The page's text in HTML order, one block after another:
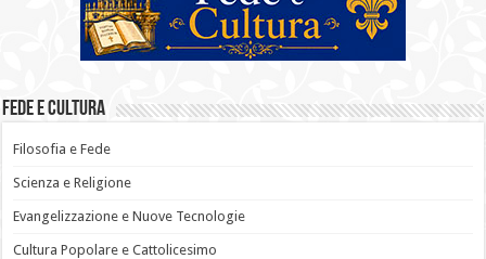
Fede e Cultura
Filosofia e Fede
Scienza e Religione
Evangelizzazione e Nuove Tecnologie
Cultura Popolare e Cattolicesimo